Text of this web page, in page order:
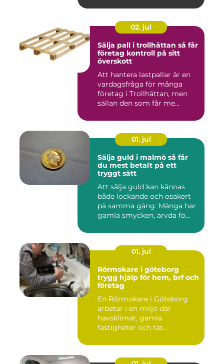
02. jul
Sälja pall i trollhättan så får
företag kontroll på sitt
överskott
Att hantera lastpallar är en
vardagsfråga för många
företag i Trollhättan, men
sällan den som får me...
01. jul
Sälja guld i malmö så får
du mest betalt på ett
tryggt sätt
Att sälja guld kan kännas
både lockande och osäkert
på samma gång. Många har
gamla smycken, ärvda fö...
01. jul
Rörmokare i göteborg
trygg hjälp för hem, brf och
företag
En Rörmokare i Göteborg
arbetar i en miljö där
havsklimat, gamla
fastigheter och tät